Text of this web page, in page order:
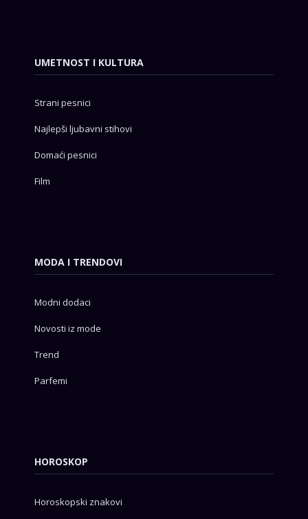
UMETNOST I KULTURA
Strani pesnici
Najlepši ljubavni stihovi
Domaći pesnici
Film
MODA I TRENDOVI
Modni dodaci
Novosti iz mode
Trend
Parfemi
HOROSKOP
Horoskopski znakovi